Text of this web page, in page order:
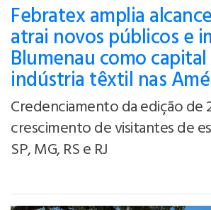
Febratex amplia
atrai novos públicos e
Blumenau como
indústria têxtil nas
Credenciamento da edição de
crescimento de visitantes de
SP, MG, RS e RJ